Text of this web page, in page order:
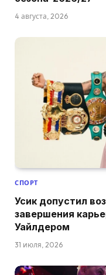
4 августа, 2026
СПОРТ
Усик допустил
завершения
Уайлдером
31 июля, 2026